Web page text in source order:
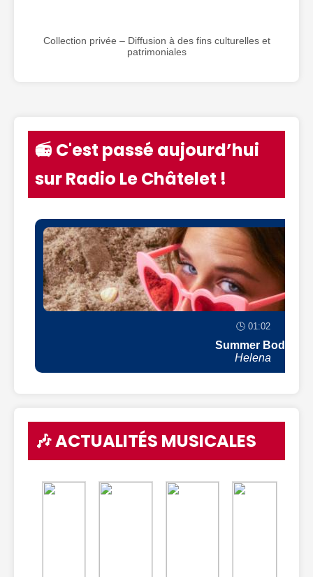
Collection privée – Diffusion à des fins culturelles et
patrimoniales
📻 C'est passé aujourd’hui
sur Radio Le Châtelet !
🕒 01:02
Summer Body
Helena
🎶 ACTUALITÉS MUSICALES